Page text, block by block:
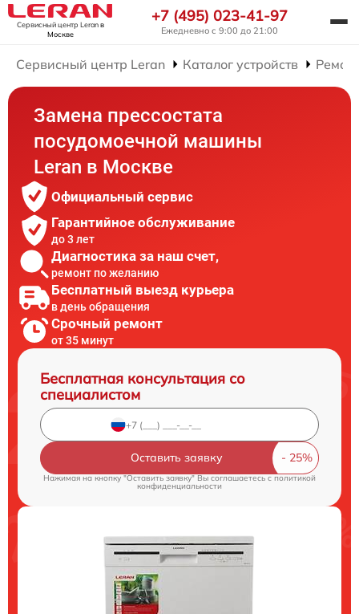
Сервисный центр Leranв
Москве
+7 (495) 023-41-97
Ежедневно с 9:00 до 21:00
Сервисный центр Leran Каталог устройств
Замена прессостата
посудомоечной машины
Leran в Москве
Официальный сервис
Гарантийное обслуживание
до 3 лет
Диагностика за наш счет,
ремонт по желанию
Бесплатный выезд курьера
в день обращения
Срочный ремонт
от 35 минут
Бесплатная консультация со
специалистом
Оставить заявку
Нажимая на кнопку "Оставить заявку" Вы соглашаетесь c политикой
конфиденциальности